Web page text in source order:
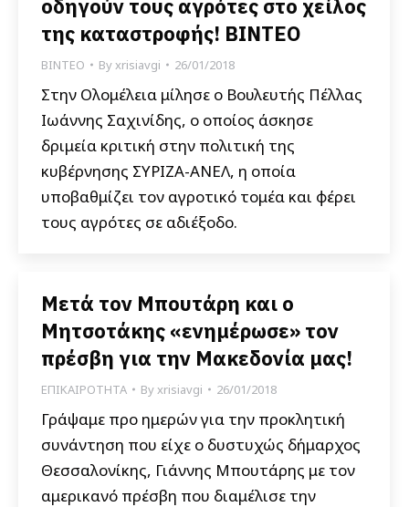
οδηγούν τους αγρότες στο χείλος
της καταστροφής! BINTEO
ΒΙΝΤΕΟ Byxrisiavgi 26/01/2018
Στην Ολομέλεια μίλησε ο Βουλευτής Πέλλας
Ιωάννης Σαχινίδης, ο οποίος άσκησε
δριμεία κριτική στην πολιτική της
κυβέρνησης ΣΥΡΙΖΑ-ΑΝΕΛ, η οποία
υποβαθμίζει τον αγροτικό τομέα και φέρει
τους αγρότες σε αδιέξοδο.
Μετά τον Μπουτάρη και ο
Μητσοτάκης «ενημέρωσε» τον
πρέσβη για την Μακεδονία μας!
ΕΠΙΚΑΙΡΟΤΗΤΑ Byxrisiavgi 26/01/2018
Γράψαμε προ ημερών για την προκλητική
συνάντηση που είχε ο δυστυχώς δήμαρχος
Θεσσαλονίκης, Γιάννης Μπουτάρης με τον
αμερικανό πρέσβη που διαμέλισε την